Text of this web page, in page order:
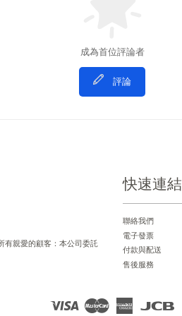
成為首位評論者
評論
有親愛的顧客：本公司委託
快速連結
聯絡我們
電子發票
付款與配送
售後服務
Visa
American